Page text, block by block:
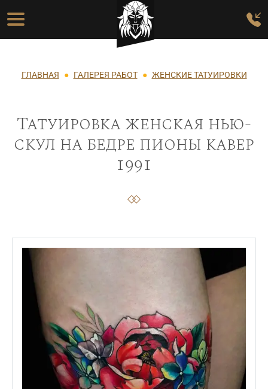
Перейти к основному содержанию
Основная навигация
Строка навигации
ГЛАВНАЯ ГАЛЕРЕЯ РАБОТ ЖЕНСКИЕ ТАТУИРОВКИ
Татуировка женская нью-
скул на бедре пионы кавер
1991